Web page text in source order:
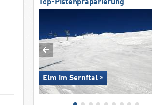
Top-Pistenpräparierung
Elm im Sernftal